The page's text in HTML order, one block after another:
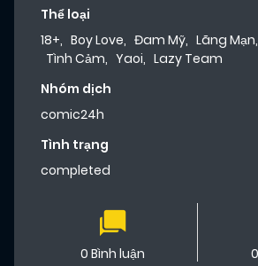
Thể loại
18+, Boy Love, Đam Mỹ, Lãng Mạn,
Tình Cảm, Yaoi, Lazy Team
Nhóm dịch
comic24h
Tình trạng
completed
0 Bình luận